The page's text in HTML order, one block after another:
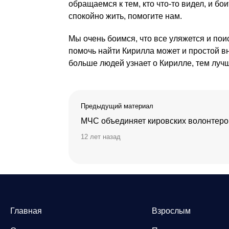
обращаемся к тем, кто что-то видел, и
спокойно жить, помогите нам.
Мы очень боимся, что все уляжется и
помочь найти Кирилла может и простой
больше людей узнает о Кирилле, тем
Предыдущий материал
МЧС объединяет кировских
12 лет назад
Главная Взрослым